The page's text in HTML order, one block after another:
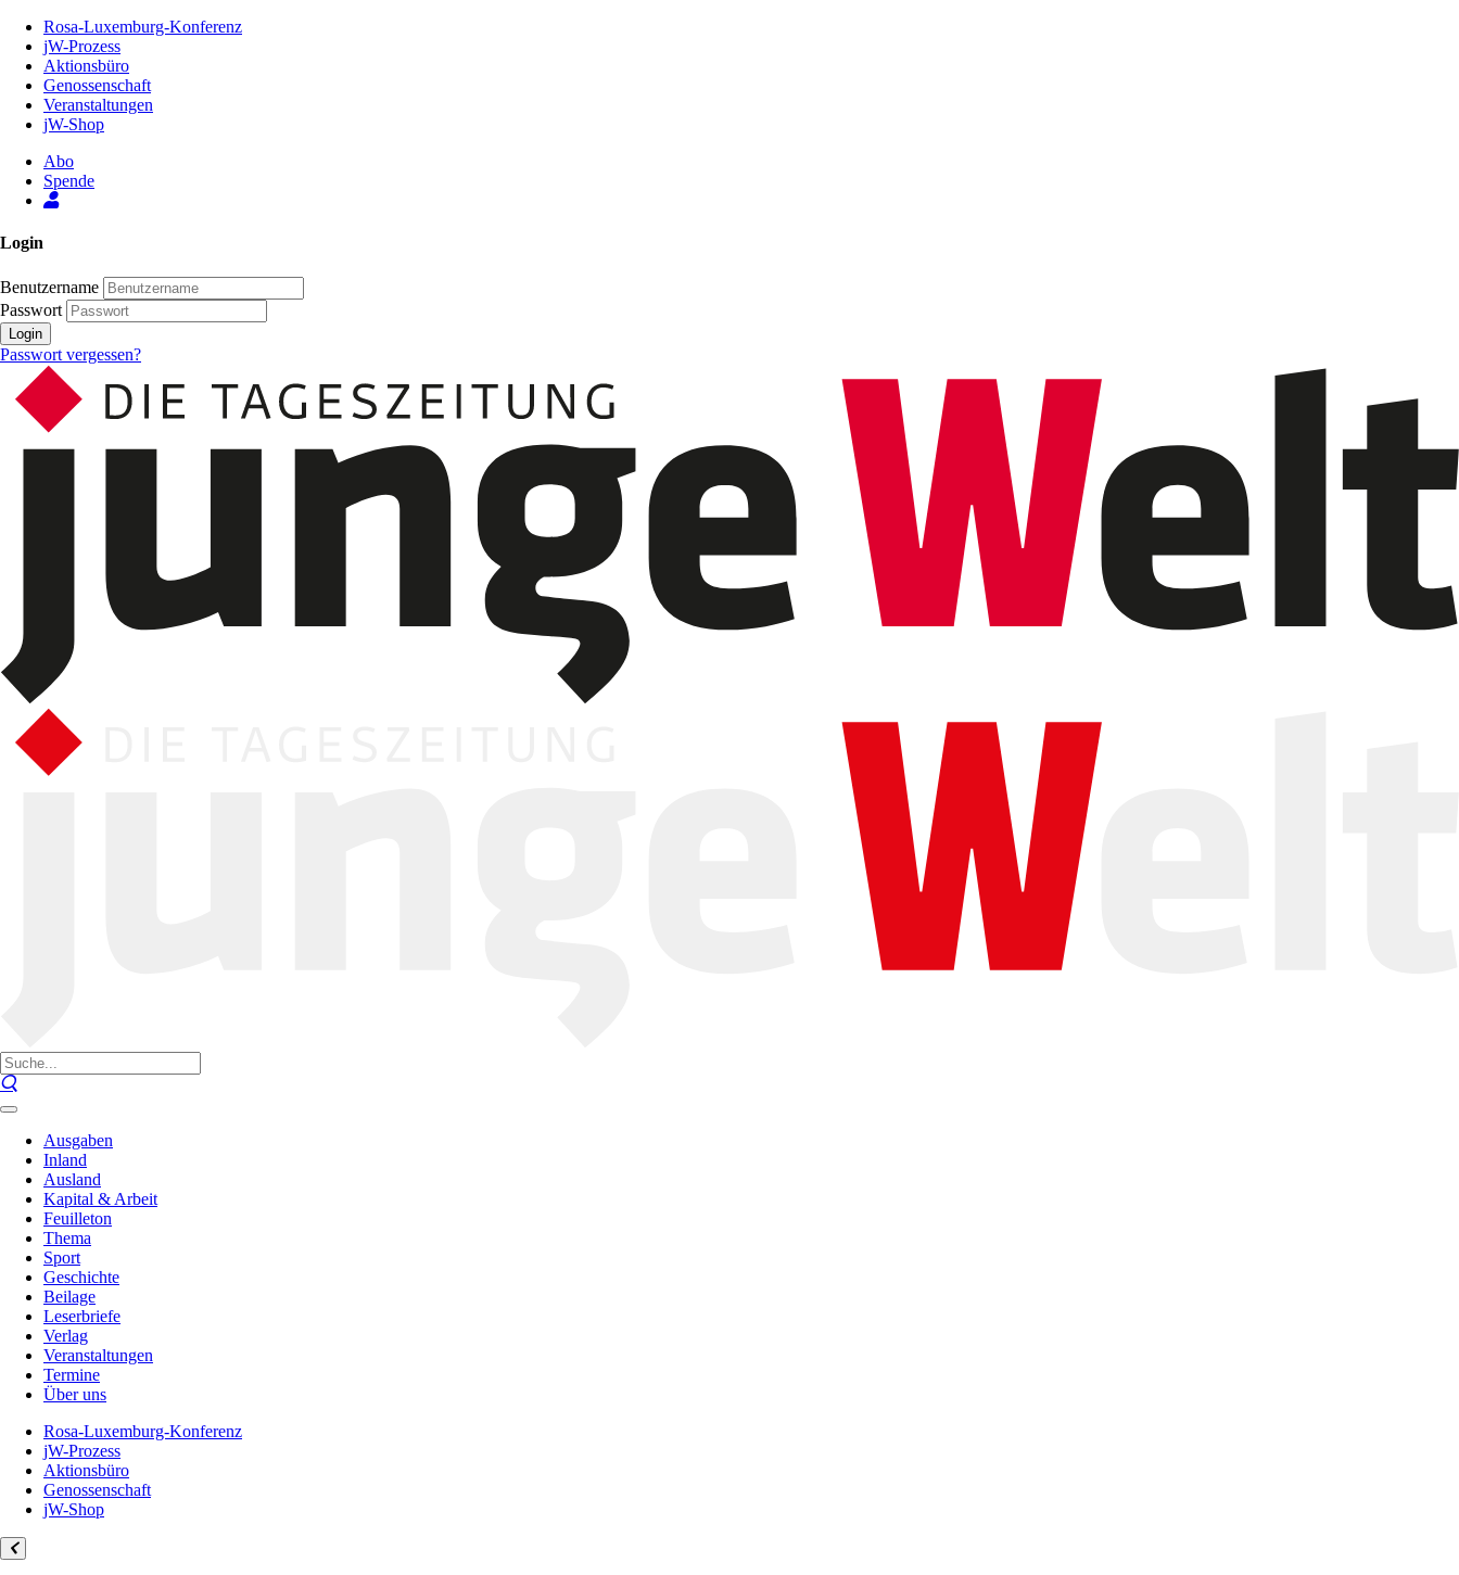
Inhalt
Seite
Rosa-Luxemburg-Konferenz
jW-Prozess
Aktionsbüro
Genossenschaft
Veranstaltungen
jW-Shop
Abo
Spende
Login
Benutzername
Passwort
Login
Passwort vergessen?
Ausgaben
Inland
Ausland
Kapital & Arbeit
Feuilleton
Thema
Sport
Geschichte
Beilage
Leserbriefe
Verlag
Veranstaltungen
Termine
Über uns
Rosa-Luxemburg-Konferenz
jW-Prozess
Aktionsbüro
Genossenschaft
jW-Shop